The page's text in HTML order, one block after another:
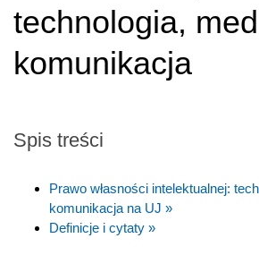
technologia,
komunikacja
Spis treści
Prawo własności intelektualnej:
komunikacja na UJ »
Definicje i cytaty »